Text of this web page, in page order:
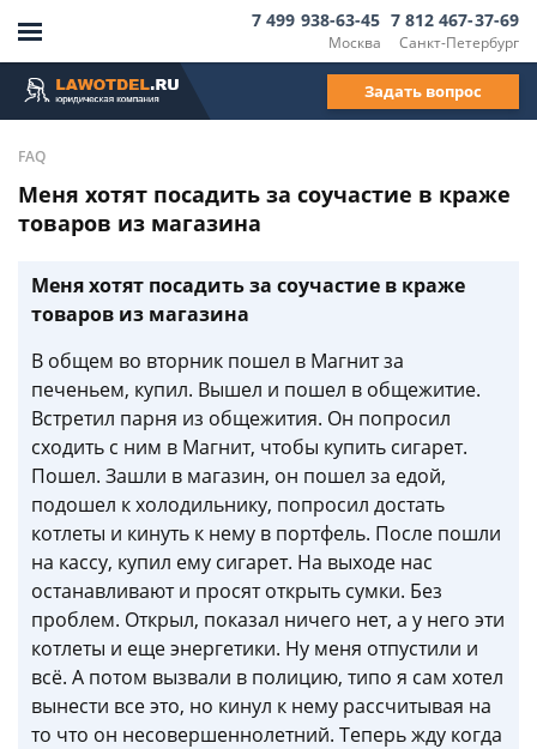
Москва
7 499 938-63-45
Санкт-Петербург
7 812 467-37-69
Задать вопрос
FAQ
Меня хотят посадить за соучастие в краже
товаров из магазина
Меня хотят посадить за соучастие в краже
товаров из магазина
В общем во вторник пошел в Магнит за
печеньем, купил. Вышел и пошел в общежитие.
Встретил парня из общежития. Он попросил
сходить с ним в Магнит, чтобы купить сигарет.
Пошел. Зашли в магазин, он пошел за едой,
подошел к холодильнику, попросил достать
котлеты и кинуть к нему в портфель. После пошли
на кассу, купил ему сигарет. На выходе нас
останавливают и просят открыть сумки. Без
проблем. Открыл, показал ничего нет, а у него эти
котлеты и еще энергетики. Ну меня отпустили и
всё. А потом вызвали в полицию, типо я сам хотел
вынести все это, но кинул к нему рассчитывая на
то что он несовершеннолетний. Теперь жду когда